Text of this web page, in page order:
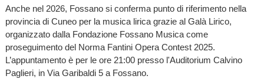
Anche nel 2026, Fossano si conferma punto di riferimento nella
provincia di Cuneo per la musica lirica grazie al Galà Lirico,
organizzato dalla Fondazione Fossano Musica come
proseguimento del Norma Fantini Opera Contest 2025.
L’appuntamento è per le ore 21:00 presso l'Auditorium Calvino
Paglieri, in Via Garibaldi 5 a Fossano.